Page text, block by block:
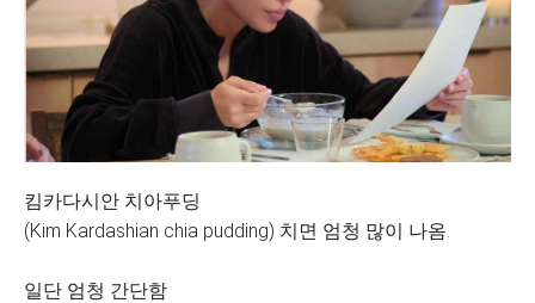
킴카다시안 치아푸딩
(Kim Kardashian chia pudding) 치면 엄청 많이 나옴.
일단 엄청 간단함